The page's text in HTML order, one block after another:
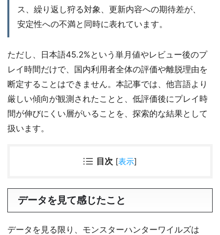
ス、繰り返し狩る対象、更新内容への期待差が、
安定性への不満と同時に表れています。
ただし、日本語45.2%という単月値やレビュー後のプ
レイ時間だけで、国内利用者全体の評価や離脱理由を
断定することはできません。本記事では、他言語より
厳しい傾向が観測されたことと、低評価後にプレイ時
間が伸びにくい層がいることを、探索的な結果として
扱います。
目次 [表示]
データを見て感じたこと
データを見る限り、モンスターハンターワイルズは